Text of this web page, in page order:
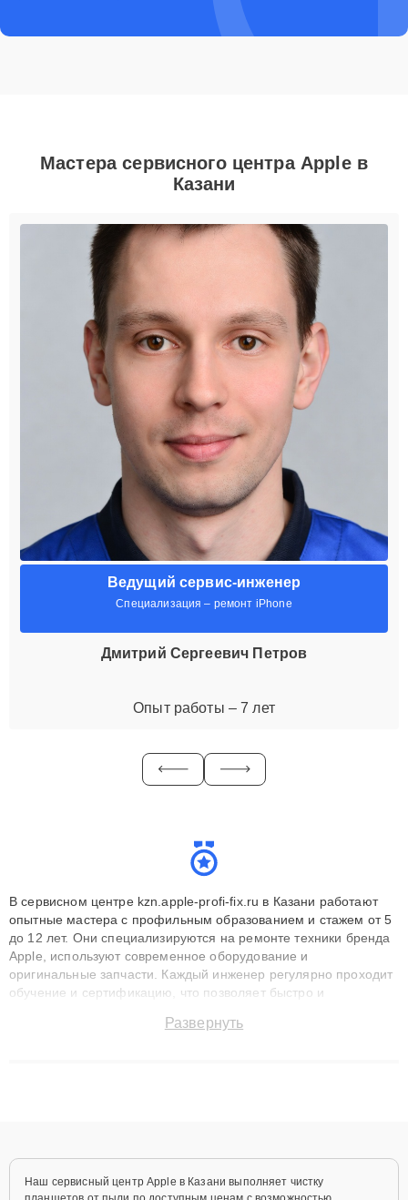
Мастера сервисного центра Apple в
Казани
Ведущий сервис-инженер
Специализация – ремонт iPhone
Дмитрий Сергеевич Петров
Опыт работы – 7 лет
В сервисном центре kzn.apple-profi-fix.ru в Казани работают
опытные мастера с профильным образованием и стажем от 5
до 12 лет. Они специализируются на ремонте техники бренда
Apple, используют современное оборудование и
оригинальные запчасти. Каждый инженер регулярно проходит
обучение и сертификацию, что позволяет быстро и
сохранением гарантии до 3 лет. Наши мастера решают
Развернуть
Наш сервисный центр Apple в Казани выполняет чистку